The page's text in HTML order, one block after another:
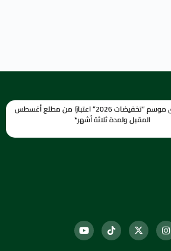
التجارة” إطلاق موسم “تخفيضات 2026” اعتبارًا من مطلع أغسطس
المقبل ولمدة ثلاثة أشهر*